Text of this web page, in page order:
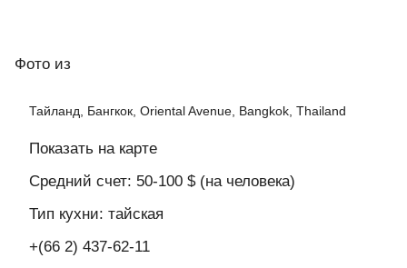
Фото из
Тайланд, Бангкок, Oriental Avenue, Bangkok, Thailand
Показать на карте
Средний счет: 50-100 $ (на человека)
Тип кухни: тайская
+(66 2) 437-62-11